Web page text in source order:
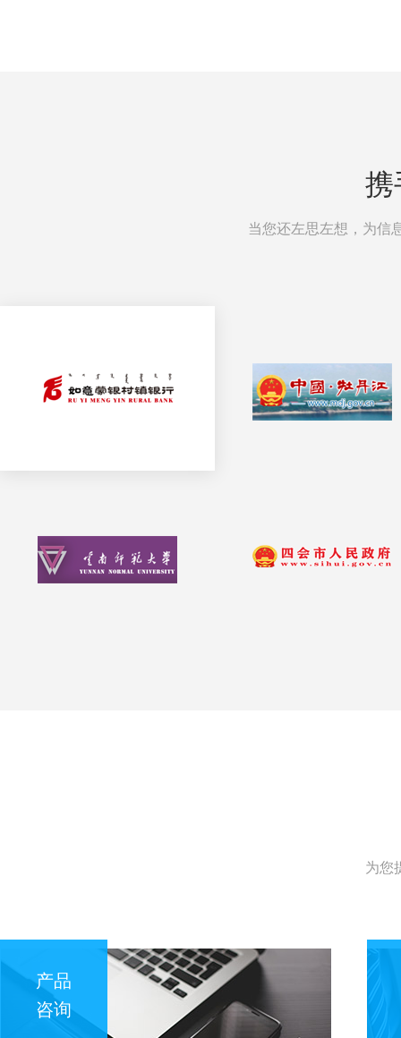
携
当您还左思左想，为信
为您
产品
咨询